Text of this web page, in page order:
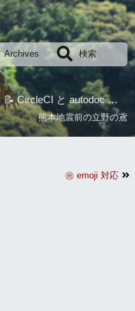
Archives 検索
📝 CircleCI と autodoc で
熊本地震前の立野の鳶
㊗️ emoji 対応